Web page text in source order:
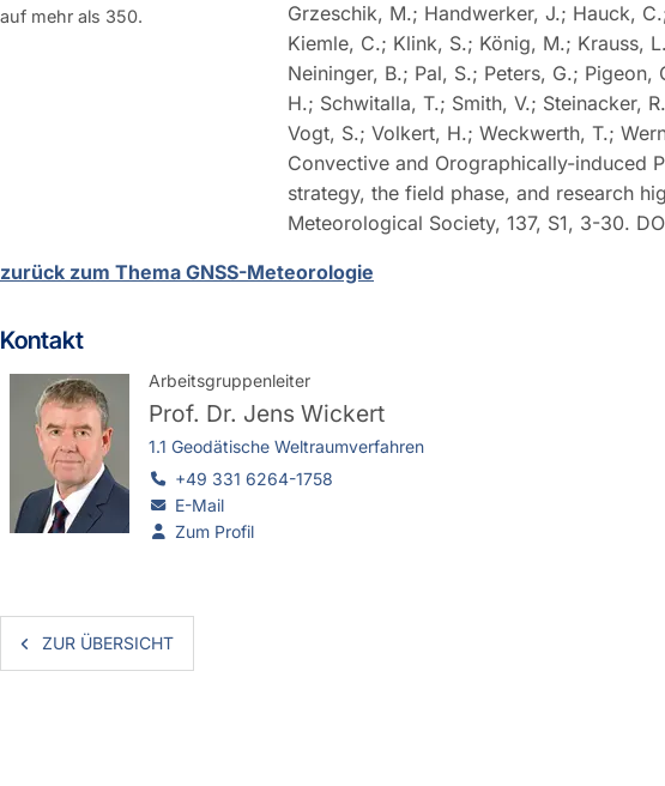
auf mehr als 350.
Grzeschik, M.; Handwerker, J.; Hauck,
Kiemle, C.; Klink, S.; König, M.; Krauss,
Neininger, B.; Pal, S.; Peters, G.;
H.; Schwitalla, T.; Smith, V.; Steinacker,
Vogt, S.; Volkert, H.; Weckwerth, T.;
Convective and Orographically-induced
strategy, the field phase, and research
Meteorological Society, 137, S1, 3-30.
zurück zum Thema GNSS-Meteorologie
Kontakt
Arbeitsgruppenleiter
Prof. Dr. Jens Wickert
1.1 Geodätische Weltraumverfahren
+49 331 6264-1758
E-Mail
Zum Profil
ZUR ÜBERSICHT